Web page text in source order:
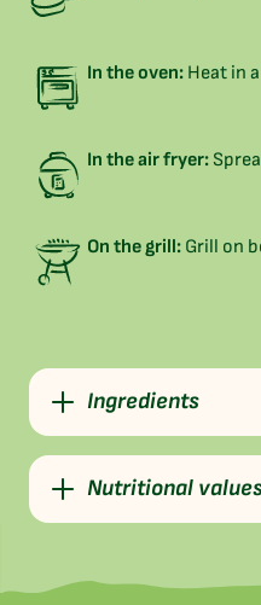
In the oven: Heat in
In the air fryer:
On the grill: Grill on
Ingredients
Nutritional